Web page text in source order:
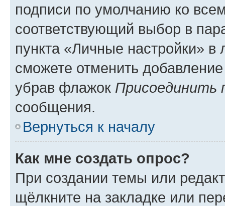
подписи по умолчанию ко
соответствующий выбор в
пункта «Личные настройки»
сможете отменить
убрав флажок Присоединить
сообщения.
Вернуться к началу
Как мне создать опрос?
При создании темы или
щёлкните на закладке или